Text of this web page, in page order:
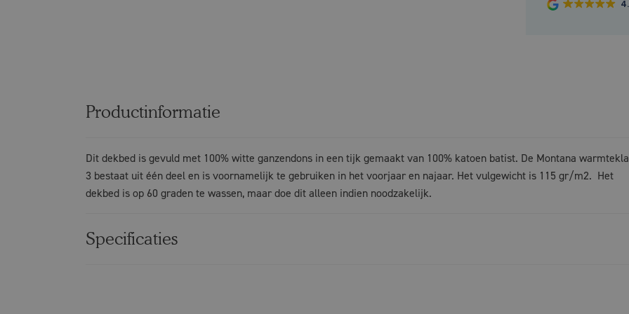
Productinformatie
Dit dekbed is gevuld met 100% witte ganzendons in een tijk gemaakt van 100% katoen batist. De Montana
3 bestaat uit één deel en is voornamelijk te gebruiken in het voorjaar en najaar. Het vulgewicht is 115 gr/m2. Het
dekbed is op 60 graden te wassen, maar doe dit alleen indien noodzakelijk.
Specificaties